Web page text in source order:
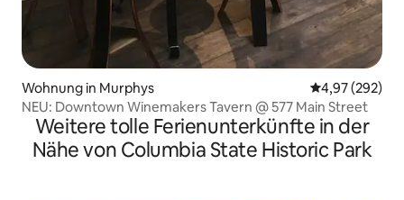
Wohnung in Murphys
4,97 (292)
NEU: Downtown Winemakers Tavern @ 577 Main Street
Weitere tolle Ferienunterkünfte in der
Nähe von Columbia State Historic Park